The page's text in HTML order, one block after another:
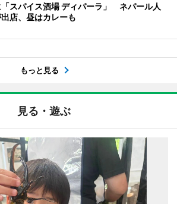
スパイス酒場 ディパーラ」 ネパール人
店、昼はカレーも
もっと見る
見る・遊ぶ